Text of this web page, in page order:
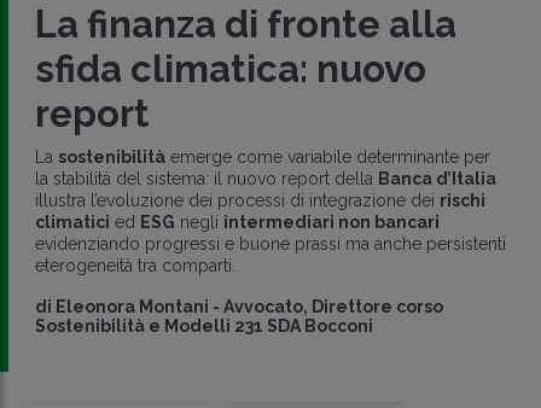
La finanza di fronte alla
sfida climatica: nuovo
report
La sostenibilitàemerge come variabile determinante per
la stabilità del sistema: il nuovo report della Banca d’Italia
illustra l’evoluzione dei processi di integrazione dei rischi
climatici ed ESG negli intermediari non bancari
evidenziando progressi e buone prassi ma anche persistenti
eterogeneità tra comparti.
di Eleonora Montani - Avvocato, Direttore corso
Sostenibilità e Modelli 231 SDA Bocconi